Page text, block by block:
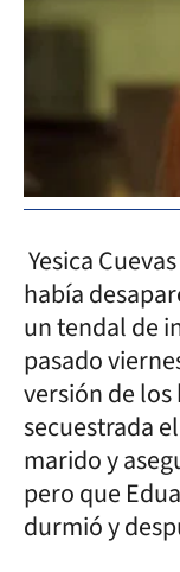
Yesica
había
un tendal de
pasado
versión de los
secuestrada
marido y
pero que
durmió y